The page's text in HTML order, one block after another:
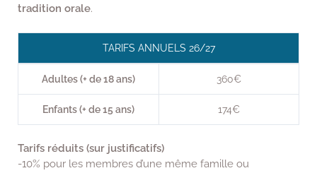
tradition orale.
TARIFS ANNUELS 26/27
Adultes (+ de 18 ans) 360€
Enfants (+ de 15 ans) 174€
Tarifs réduits (sur justificatifs)
-10% pour les membres d’une même famille ou